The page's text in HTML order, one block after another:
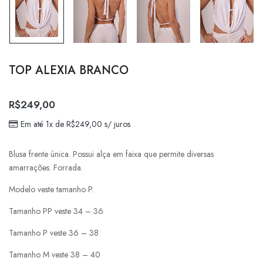
TOP ALEXIA BRANCO
R$249,00
Em até 1x de R$249,00 s/ juros
Blusa frente única. Possui alça em faixa que permite diversas
amarrações. Forrada.
Modelo veste tamanho P.
Tamanho PP veste 34 – 36
Tamanho P veste 36 – 38
Tamanho M veste 38 – 40